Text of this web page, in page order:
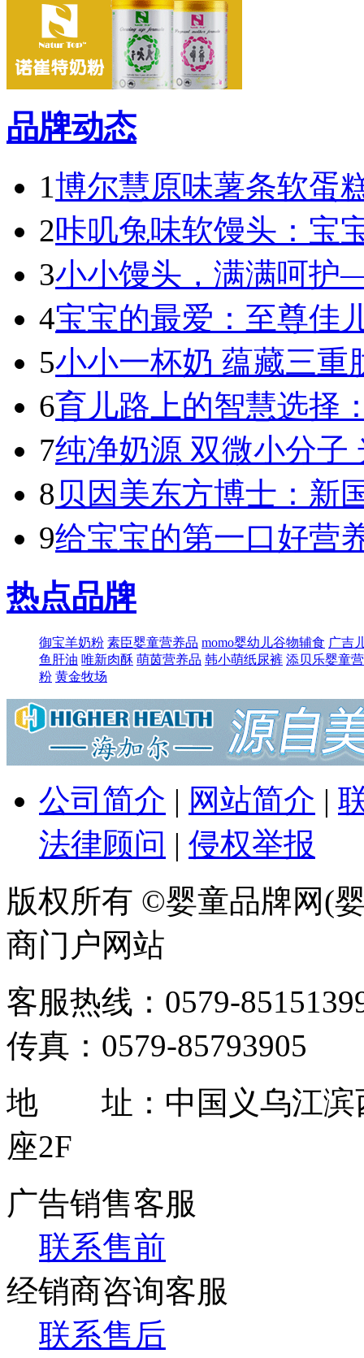
品牌动态
1博尔慧原味薯条软蛋
2咔叽兔味软馒头：宝
3小小馒头，满满呵
4宝宝的最爱：至尊佳
5小小一杯奶 蕴藏三
6育儿路上的智慧选择
7纯净奶源 双微小分子
8 贝因美东方博士：新
9给宝宝的第一口好营
热点品牌
御宝羊奶粉 素臣婴童营养品 momo婴幼儿谷物辅食 广吉
鱼肝油 唯新肉酥 萌​茵营养品 韩小萌纸尿裤 添贝乐婴童
粉 黄金牧场
公司简介 | 网站简介 |
法律顾问 | 侵权举报
版权所有 ©婴童品牌网(
商门户网站
客服热线：0579-
传真：0579-85793905
地 址：中国义乌江滨
座2F
广告销售客服
联系售前
经销商咨询客服
联系售后